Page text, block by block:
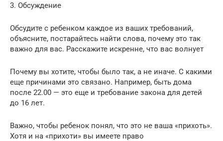
3. Обсуждение
Обсудите с ребенком каждое из ваших требований,
объясните, постарайтесь найти слова, почему это так
важно для вас. Расскажите искренне, что вас волнует
Почему вы хотите, чтобы было так, а не иначе. С какими
еще причинами это связано. Например, быть дома
после 22.00 — это еще и требование закона для детей
до 16 лет.
Важно, чтобы ребенок понял, что это не ваша «прихоть».
Хотя и на «прихоти» вы имеете право